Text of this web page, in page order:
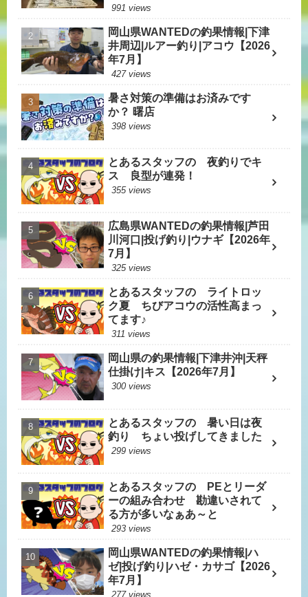
991 views
岡山県WANTEDの釣果情報|下津
井周辺|ルアー釣り|アコウ【2026
年7月】
427 views
暑さ対策の準備はお済みです
か？ 曙店
398 views
とあるスタッフの 夜釣りでキ
ス 良型が連発！
355 views
広島県WANTEDの釣果情報|芦田
川河口|投げ釣り|ウナギ【2026年
7月】
325 views
とあるスタッフの ライトロッ
ク夏 ちびアコウの活性高まっ
てます♪
311 views
岡山県の釣果情報|下津井沖|天秤
仕掛け|キス【2026年7月】
300 views
とあるスタッフの 暑い日は夜
釣り ちょい投げしてきました
299 views
とあるスタッフの PEとリーダ
ーの組み合わせ 勘違いされて
る方が多いなぁあ～と
293 views
岡山県WANTEDの釣果情報|ハ
ゼ|投げ釣り|ハゼ・カサゴ【2026
年7月】
277 views